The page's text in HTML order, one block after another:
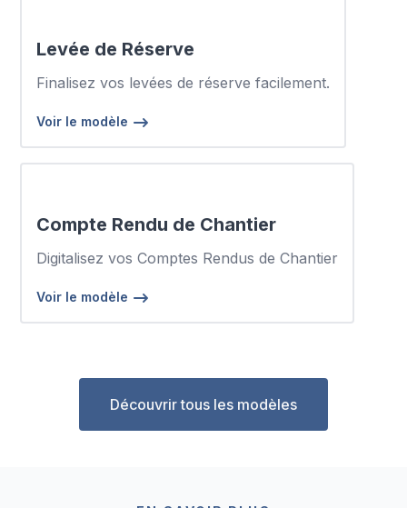
Levée de Réserve
Finalisez vos levées de réserve facilement.
Voir le modèle
Compte Rendu de Chantier
Digitalisez vos Comptes Rendus de Chantier
Voir le modèle
Découvrir tous les modèles